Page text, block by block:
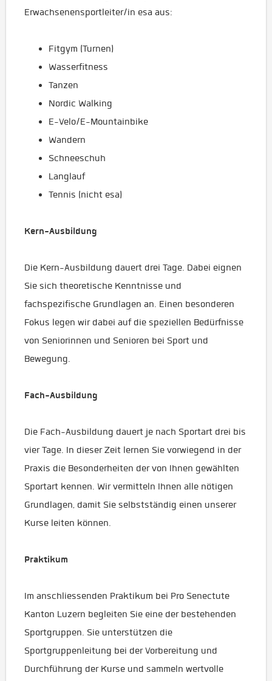
Erwachsenensportleiter/in esa aus:
Fitgym (Turnen)
Wasserfitness
Tanzen
Nordic Walking
E-Velo/E-Mountainbike
Wandern
Schneeschuh
Langlauf
Tennis (nicht esa)
Kern-Ausbildung
Die Kern-Ausbildung dauert drei Tage. Dabei eignen
Sie sich theoretische Kenntnisse und
fachspezifische Grundlagen an. Einen besonderen
Fokus legen wir dabei auf die speziellen Bedürfnisse
von Seniorinnen und Senioren bei Sport und
Bewegung.
Fach-Ausbildung
Die Fach-Ausbildung dauert je nach Sportart drei bis
vier Tage. In dieser Zeit lernen Sie vorwiegend in der
Praxis die Besonderheiten der von Ihnen gewählten
Sportart kennen. Wir vermitteln Ihnen alle nötigen
Grundlagen, damit Sie selbstständig einen unserer
Kurse leiten können.
Praktikum
Im anschliessenden Praktikum bei Pro Senectute
Kanton Luzern begleiten Sie eine der bestehenden
Sportgruppen. Sie unterstützen die
Sportgruppenleitung bei der Vorbereitung und
Durchführung der Kurse und sammeln wertvolle